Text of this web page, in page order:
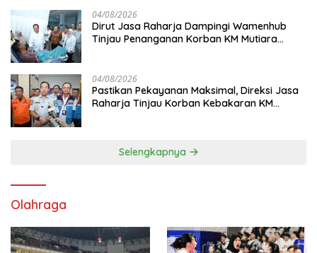
04/08/2026
Dirut Jasa Raharja Dampingi Wamenhub
Tinjau Penanganan Korban KM Mutiara
04/08/2026
Pastikan Pekayanan Maksimal, Direksi Jasa
Raharja Tinjau Korban Kebakaran KM
Selengkapnya
Olahraga